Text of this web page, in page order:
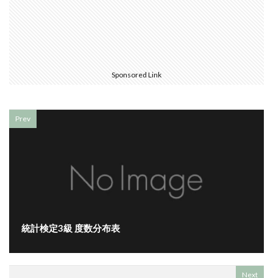
Sponsored Link
Prev
統計検定3級 度数分布表
Next